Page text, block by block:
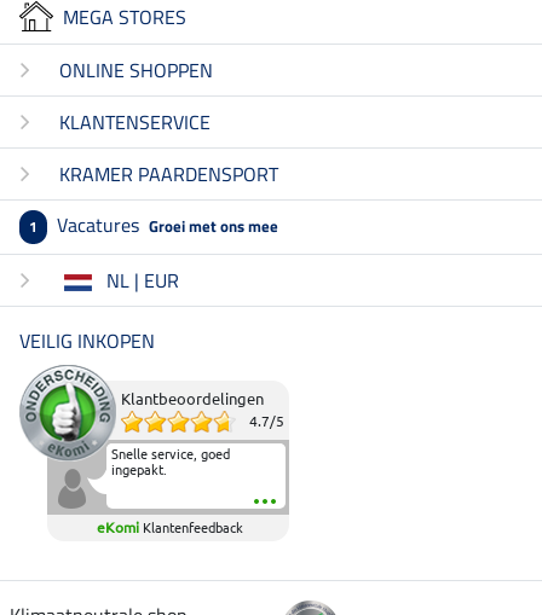
MEGA STORES
ONLINE SHOPPEN
KLANTENSERVICE
KRAMER PAARDENSPORT
1 Vacatures Groei met ons mee
NL | EUR
VEILIG INKOPEN
Klantbeoordelingen
4.7/5
Snelle service, goed
ingepakt.
eKomi Klantenfeedback